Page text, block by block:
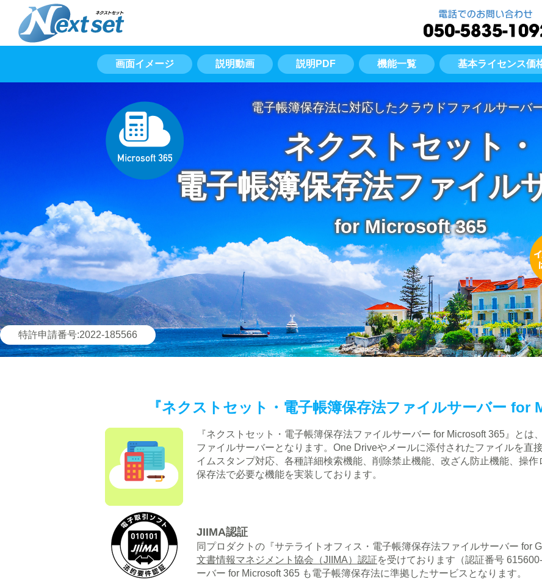
画面イメージ 説明動画 説明PDF 機能一覧 基本ライセンス価
電子帳簿保存法に対応したクラウドファイルサーバ
ネクストセット・
電子帳簿保存法ファイル
for Microsoft 365
特許申請番号:2022-185566
『ネクストセット・電子帳簿保存法ファイルサーバー for
『ネクストセット・電子帳簿保存法ファイルサーバー for Microsoft 365』と
ファイルサーバーとなります。One Driveやメールに添付されたファイルを直
イムスタンプ対応、各種詳細検索機能、削除禁止機能、改ざん防止機能、操
保存法で必要な機能を実装しております。
JIIMA認証
同プロダクトの『サテライトオフィス・電子帳簿保存法ファイルサーバー for
文書情報マネジメント協会（JIIMA）認証を受けております（認証番号
ーバー for Microsoft 365 も電子帳簿保存法に準拠したサービスとなります。